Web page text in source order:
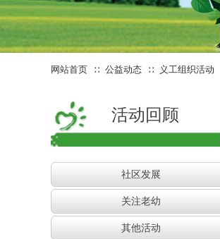
网站首页 ∷ 公益动态 ∷ 义工组织活动
活动回顾
社区发展
关注老幼
其他活动